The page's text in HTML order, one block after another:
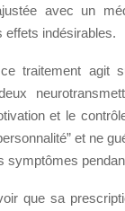
avec un
effets indésirables.
ce traitement agit
et le
et ne
symptômes
que sa